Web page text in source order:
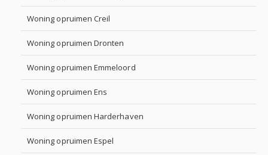
Woning opruimen Creil
Woning opruimen Dronten
Woning opruimen Emmeloord
Woning opruimen Ens
Woning opruimen Harderhaven
Woning opruimen Espel